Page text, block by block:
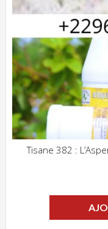
Tisane 382 :